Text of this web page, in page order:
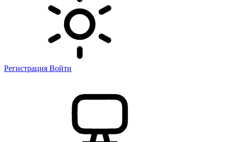
Регистрация Войти